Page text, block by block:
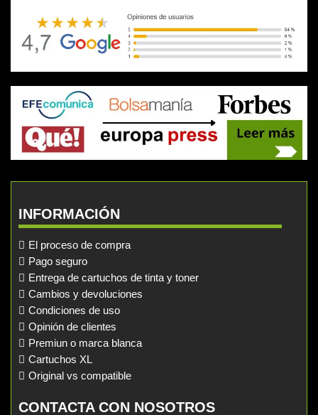
INFORMACIÓN
El proceso de compra
Pago seguro
Entrega de cartuchos de tinta y toner
Cambios y devoluciones
Condiciones de uso
Opinión de clientes
Premiun o marca blanca
Cartuchos XL
Original vs compatible
CONTACTA CON NOSOTROS